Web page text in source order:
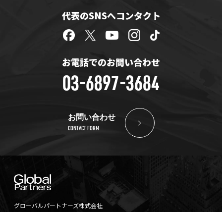
代表のSNSへコンタクト
お電話でのお問い合わせ
03-6897-3684
お問い合わせ
CONTACT FORM
グローバルパートナーズ株式会社